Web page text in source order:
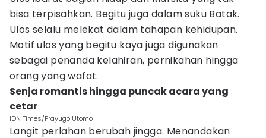
bisa terpisahkan. Begitu juga dalam suku Batak.
Ulos selalu melekat dalam tahapan kehidupan.
Motif ulos yang begitu kaya juga digunakan
sebagai penanda kelahiran, pernikahan hingga
orang yang wafat.
Senja romantis hingga puncak acara yang
cetar
IDN Times/Prayugo Utomo
Langit perlahan berubah jingga. Menandakan